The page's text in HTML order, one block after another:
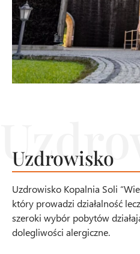
Uzdrowisko
Uzdrowisko Kopalnia Soli
który prowadzi działalność
szeroki wybór pobytów
dolegliwości alergiczne.